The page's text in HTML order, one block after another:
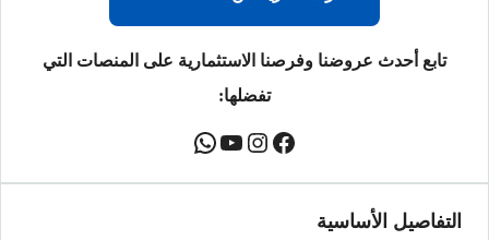
تابع أحدث عروضنا وفرصنا الاستثمارية على المنصات التي
تفضلها:
التفاصيل الأساسية